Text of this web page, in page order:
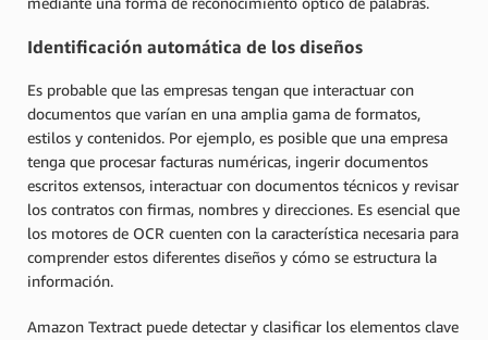
Identificación automática de los diseños
Es probable que las empresas tengan que interactuar con
documentos que varían en una amplia gama de formatos,
estilos y contenidos. Por ejemplo, es posible que una empresa
tenga que procesar facturas numéricas, ingerir documentos
escritos extensos, interactuar con documentos técnicos y revisar
los contratos con firmas, nombres y direcciones. Es esencial que
los motores de OCR cuenten con la característica necesaria para
comprender estos diferentes diseños y cómo se estructura la
información.
Amazon Textract puede detectar y clasificar los elementos clave